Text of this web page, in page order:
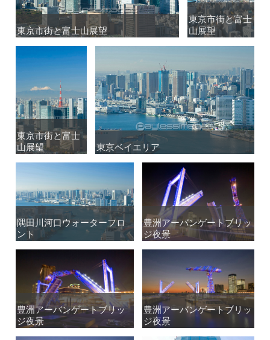
東京市街と富士山展望
東京市街と富士山展望
東京市街と富士
山展望
東京市街と富士
山展望
東京市街と富士
山展望
東京市街と富士
山展望
東京ベイエリア
東京ベイエリア
隅田川河口ウォーターフロ
ント
隅田川河口ウォーターフロ
ント
豊洲アーバンゲートブリッ
ジ夜景
豊洲アーバンゲートブリッ
ジ夜景
豊洲アーバンゲートブリッ
ジ夜景
豊洲アーバンゲートブリッ
ジ夜景
豊洲アーバンゲートブリッ
ジ夜景
豊洲アーバンゲートブリッ
ジ夜景